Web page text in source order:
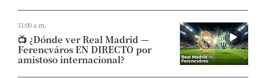
11:00 a.m.
📺​ ¿Dónde ver Real Madrid —
Ferencváros EN DIRECTO por
amistoso internacional?